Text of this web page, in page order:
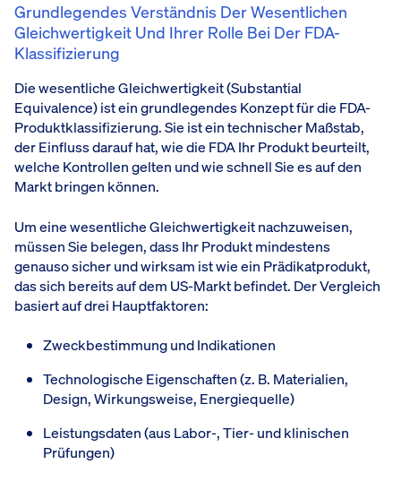
Grundlegendes Verständnis Der Wesentlichen
Gleichwertigkeit Und Ihrer Rolle Bei Der FDA-
Klassifizierung
Die wesentliche Gleichwertigkeit (Substantial
Equivalence) ist ein grundlegendes Konzept für die FDA-
Produktklassifizierung. Sie ist ein technischer Maßstab,
der Einfluss darauf hat, wie die FDA Ihr Produkt beurteilt,
welche Kontrollen gelten und wie schnell Sie es auf den
Markt bringen können.
Um eine wesentliche Gleichwertigkeit nachzuweisen,
müssen Sie belegen, dass Ihr Produkt mindestens
genauso sicher und wirksam ist wie ein Prädikatprodukt,
das sich bereits auf dem US-Markt befindet. Der Vergleich
basiert auf drei Hauptfaktoren:
Zweckbestimmung und Indikationen
Technologische Eigenschaften (z. B. Materialien,
Design, Wirkungsweise, Energiequelle)
Leistungsdaten (aus Labor-, Tier- und klinischen
Prüfungen)